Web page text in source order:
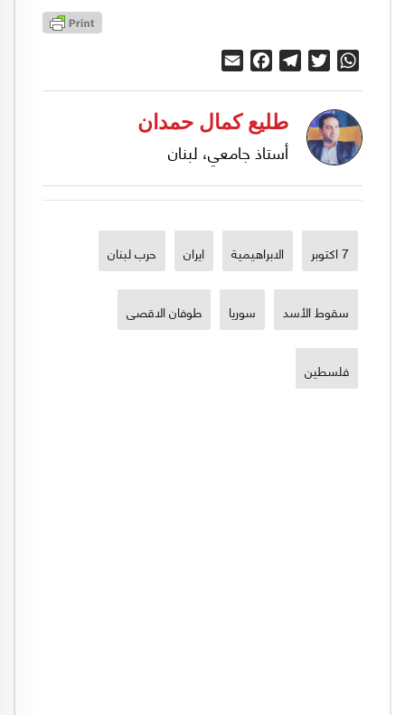
WhatsApp
Twitter
Telegram
Facebook
طليع كمال حمدان
أستاذ جامعي، لبنان
7 اكتوبر الابراهيمية ايران حرب لبنان
سقوط الأسد سوريا طوفان الاقصى
فلسطين